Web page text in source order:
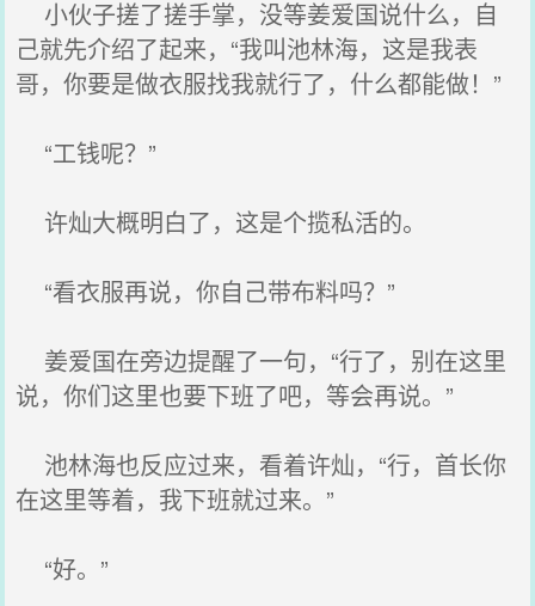
小伙子搓了搓手掌，没等姜爱国说什么，自
己就先介绍了起来，“我叫池林海，这是我表
哥，你要是做衣服找我就行了，什么都能做！”
“工钱呢？”
许灿大概明白了，这是个揽私活的。
“看衣服再说，你自己带布料吗？”
姜爱国在旁边提醒了一句，“行了，别在这里
说，你们这里也要下班了吧，等会再说。”
池林海也反应过来，看着许灿，“行，首长你
在这里等着，我下班就过来。”
“好。”